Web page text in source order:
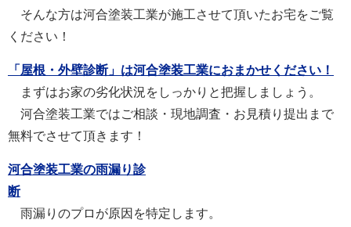
そんな方は河合塗装工業が施工させて頂いたお宅をご覧
ください！
「屋根・外壁診断」は河合塗装工業におまかせください！
まずはお家の劣化状況をしっかりと把握しましょう。
河合塗装工業ではご相談・現地調査・お見積り提出まで
無料でさせて頂きます！
河合塗装工業の雨漏り診
断
雨漏りのプロが原因を特定します。